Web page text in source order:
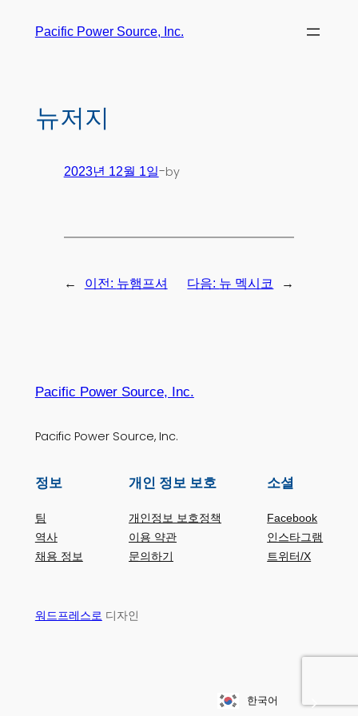
Pacific Power Source, Inc.
뉴저지
2023년 12월 1일-by
← 이전: 뉴햄프셔 다음: 뉴 멕시코 →
Pacific Power Source, Inc.
Pacific Power Source, Inc.
정보
팀
역사
채용 정보
개인 정보 보호
개인정보 보호정책
이용 약관
문의하기
소셜
Facebook
인스타그램
트위터/X
워드프레스로 디자인
한국어